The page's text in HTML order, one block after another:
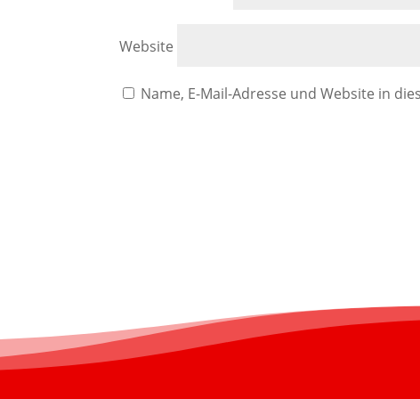
Website
Name, E-Mail-Adresse und Website in